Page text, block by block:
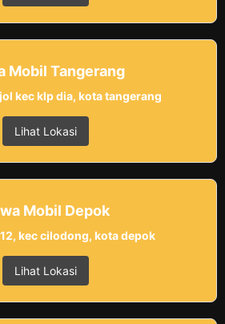
Mobil Tangerang
kec klp dia, kota tangerang
Lihat Lokasi
Mobil Depok
kec cilodong, kota depok
Lihat Lokasi